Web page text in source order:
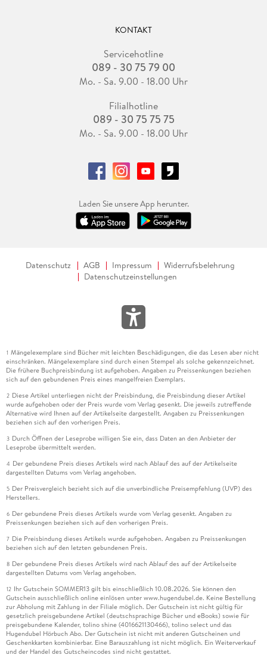
KONTAKT
Servicehotline
089 - 30 75 79 00
Mo. - Sa. 9.00 - 18.00 Uhr
Filialhotline
089 - 30 75 75 75
Mo. - Sa. 9.00 - 18.00 Uhr
Laden Sie unsere App herunter.
Datenschutz AGB Impressum
Widerrufsbelehrung
Datenschutzeinstellungen
1 Mängelexemplare sind Bücher mit leichten Beschädigungen, die das Lesen aber nicht
einschränken. Mängelexemplare sind durch einen Stempel als solche gekennzeichnet.
Die frühere Buchpreisbindung ist aufgehoben. Angaben zu Preissenkungen beziehen
sich auf den gebundenen Preis eines mangelfreien Exemplars.
2 Diese Artikel unterliegen nicht der Preisbindung, die Preisbindung dieser Artikel
wurde aufgehoben oder der Preis wurde vom Verlag gesenkt. Die jeweils zutreffende
Alternative wird Ihnen auf der Artikelseite dargestellt. Angaben zu Preissenkungen
beziehen sich auf den vorherigen Preis.
3 Durch Öffnen der Leseprobe willigen Sie ein, dass Daten an den Anbieter der
Leseprobe übermittelt werden.
4 Der gebundene Preis dieses Artikels wird nach Ablauf des auf der Artikelseite
dargestellten Datums vom Verlag angehoben.
5 Der Preisvergleich bezieht sich auf die unverbindliche Preisempfehlung (UVP) des
Herstellers.
6 Der gebundene Preis dieses Artikels wurde vom Verlag gesenkt. Angaben zu
Preissenkungen beziehen sich auf den vorherigen Preis.
7 Die Preisbindung dieses Artikels wurde aufgehoben. Angaben zu Preissenkungen
beziehen sich auf den letzten gebundenen Preis.
8 Der gebundene Preis dieses Artikels wird nach Ablauf des auf der Artikelseite
dargestellten Datums vom Verlag angehoben.
12 Ihr Gutschein SOMMER13 gilt bis einschließlich 10.08.2026. Sie können den
Gutschein ausschließlich online einlösen unter www.hugendubel.de. Keine Bestellung
zur Abholung mit Zahlung in der Filiale möglich. Der Gutschein ist nicht gültig für
gesetzlich preisgebundene Artikel (deutschsprachige Bücher und eBooks) sowie für
preisgebundene Kalender, tolino shine (4016621130466), tolino select und das
Hugendubel Hörbuch Abo. Der Gutschein ist nicht mit anderen Gutscheinen und
Geschenkkarten kombinierbar. Eine Barauszahlung ist nicht möglich. Ein Weiterverkauf
und der Handel des Gutscheincodes sind nicht gestattet.